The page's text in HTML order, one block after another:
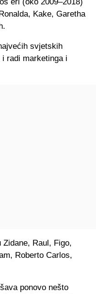
Kake, Garetha
svjetskih
radi marketinga i
Raul, Figo,
Roberto Carlos,
ponovo nešto